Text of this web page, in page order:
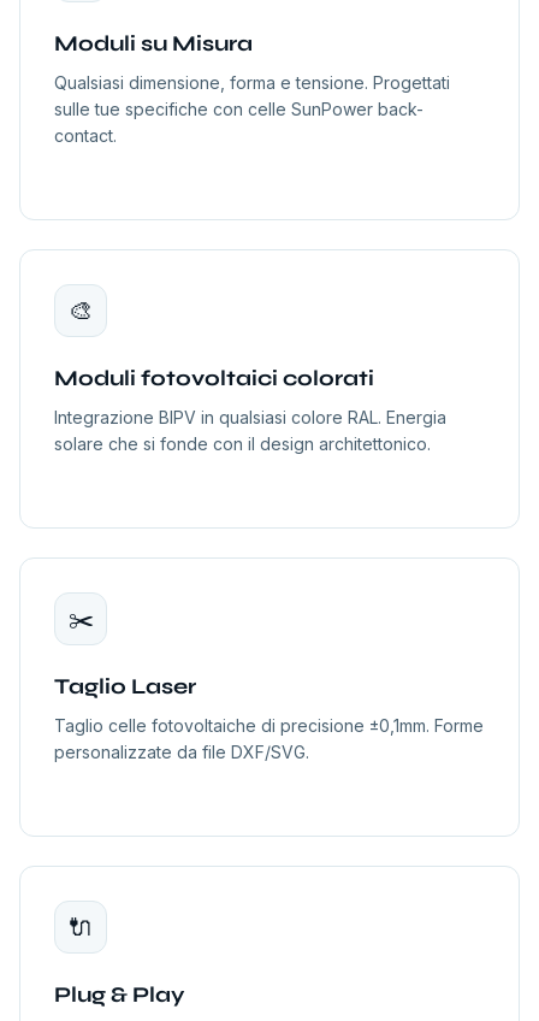
Moduli su Misura
Qualsiasi dimensione, forma e tensione. Progettati
sulle tue specifiche con celle SunPower back-
contact.
🎨
Moduli fotovoltaici colorati
Integrazione BIPV in qualsiasi colore RAL. Energia
solare che si fonde con il design architettonico.
✂️
Taglio Laser
Taglio celle fotovoltaiche di precisione ±0,1mm. Forme
personalizzate da file DXF/SVG.
🔌
Plug & Play